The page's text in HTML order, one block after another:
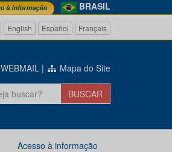
BRASIL
English Español Français
WEBMAIL | Mapa do Site
Acesso à informação